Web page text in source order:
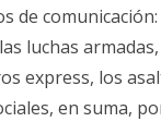
de
luchas
express, los
en suma,